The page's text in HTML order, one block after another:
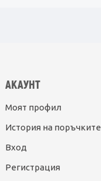
АКАУНТ
Моят профил
История на поръчките
Вход
Регистрация